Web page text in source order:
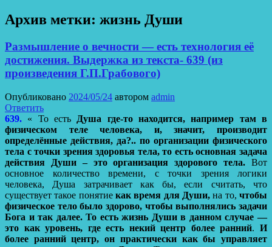
Архив метки: жизнь Души
Размышление о вечности — есть технология её
достижения. Выдержка из текста- 639 (из
произведения Г.П.Грабового)
Опубликовано 2024/05/24 автором admin
Ответить
639. « То есть Душа где-то находится, например там в
физическом теле человека, и, значит, производит
определённые действия, да?.. по организации физического
тела с точки зрения здоровья тела, то есть основная задача
действия Души – это организация здорового тела. Вот
основное количество времени, с точки зрения логики
человека, Душа затрачивает как бы, если считать, что
существует такое понятие как время для Души, на то, чтобы
физическое тело было здорово, чтобы выполнялись задачи
Бога и так далее. То есть жизнь Души в данном случае —
это как уровень, где есть некий центр более ранний.И
более ранний центр, он практически как бы управляет